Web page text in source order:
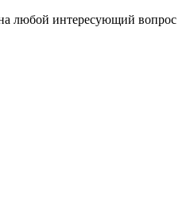
любой интересующий вопрос